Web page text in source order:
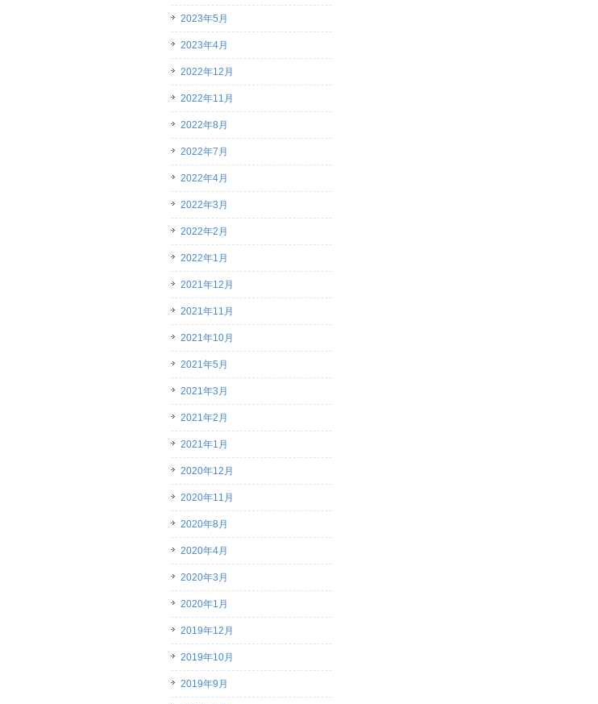
2023年5月
2023年4月
2022年12月
2022年11月
2022年8月
2022年7月
2022年4月
2022年3月
2022年2月
2022年1月
2021年12月
2021年11月
2021年10月
2021年5月
2021年3月
2021年2月
2021年1月
2020年12月
2020年11月
2020年8月
2020年4月
2020年3月
2020年1月
2019年12月
2019年10月
2019年9月